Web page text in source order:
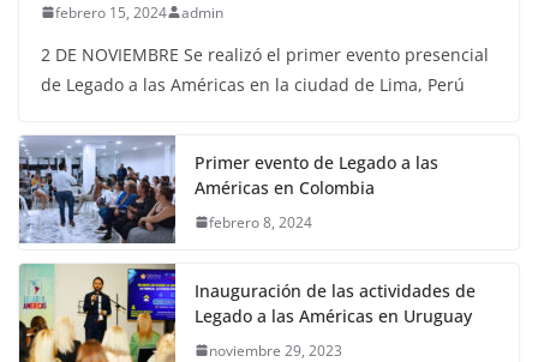
febrero 15, 2024 admin
2 DE NOVIEMBRE Se realizó el primer evento presencial
de Legado a las Américas en la ciudad de Lima, Perú
Primer evento de Legado a las
Américas en Colombia
febrero 8, 2024
Inauguración de las actividades de
Legado a las Américas en Uruguay
noviembre 29, 2023